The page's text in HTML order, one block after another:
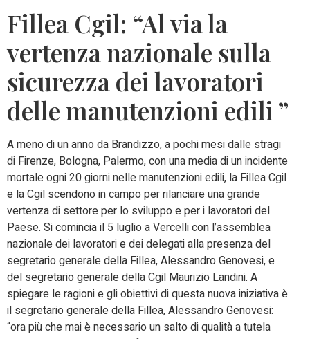
Fillea Cgil: “Al via la
vertenza nazionale sulla
sicurezza dei lavoratori
delle manutenzioni edili ”
A meno di un anno da Brandizzo, a pochi mesi dalle stragi
di Firenze, Bologna, Palermo, con una media di un incidente
mortale ogni 20 giorni nelle manutenzioni edili, la Fillea Cgil
e la Cgil scendono in campo per rilanciare una grande
vertenza di settore per lo sviluppo e per i lavoratori del
Paese. Si comincia il 5 luglio a Vercelli con l’assemblea
nazionale dei lavoratori e dei delegati alla presenza del
segretario generale della Fillea, Alessandro Genovesi, e
del segretario generale della Cgil Maurizio Landini. A
spiegare le ragioni e gli obiettivi di questa nuova iniziativa è
il segretario generale della Fillea, Alessandro Genovesi:
“ora più che mai è necessario un salto di qualità a tutela